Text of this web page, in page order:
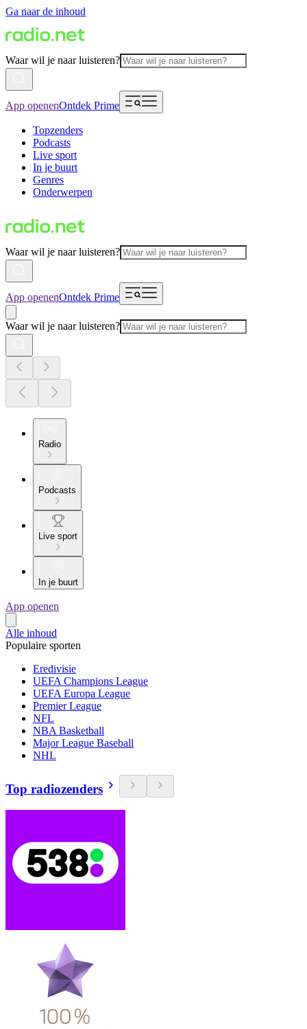
Ga naar de inhoud
Waar wil je naar luisteren?
App openenOntdek Prime
Topzenders
Podcasts
Live sport
In je buurt
Genres
Onderwerpen
Waar wil je naar luisteren?
App openenOntdek Prime
Waar wil je naar luisteren?
Radio
Podcasts
Live sport
In je buurt
App openen
Alle inhoud
Populaire sporten
Eredivisie
UEFA Champions League
UEFA Europa League
Premier League
NFL
NBA Basketball
Major League Baseball
NHL
Top radiozenders